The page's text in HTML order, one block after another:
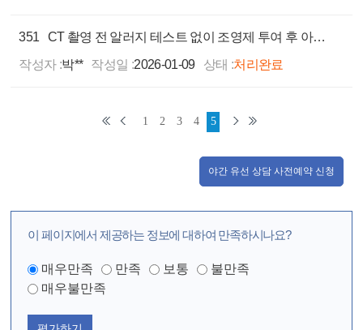
351
CT 촬영 전 알러지 테스트 없이 조영제 투여 후 아나필락시스 쇼크로 기관삽입, 후유증으로 성대 육아종 발병
작성자 :박** 작성일 :2026-01-09 상태 :처리완료
1 2 3 4 5
야간 유선 상담 사전예약 신청
이 페이지에서 제공하는 정보에 대하여 만족하시나요?
매우만족 만족 보통
불만족
매우불만족